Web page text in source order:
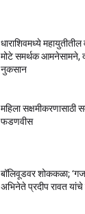
धाराशिवमध्ये
मोटे समर्थक आमनेसामने,
नुकसान
महिला सक्षमीकरणासाठी
फडणवीस
बॉलिवूडवर शोककळा;
अभिनेते प्रदीप रावत